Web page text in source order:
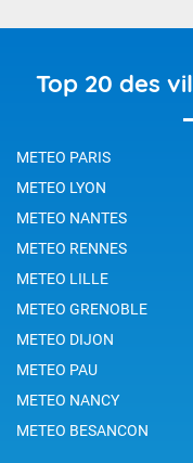
Top 20 des
METEO PARIS
METEO LYON
METEO NANTES
METEO RENNES
METEO LILLE
METEO GRENOBLE
METEO DIJON
METEO PAU
METEO NANCY
METEO BESANCON